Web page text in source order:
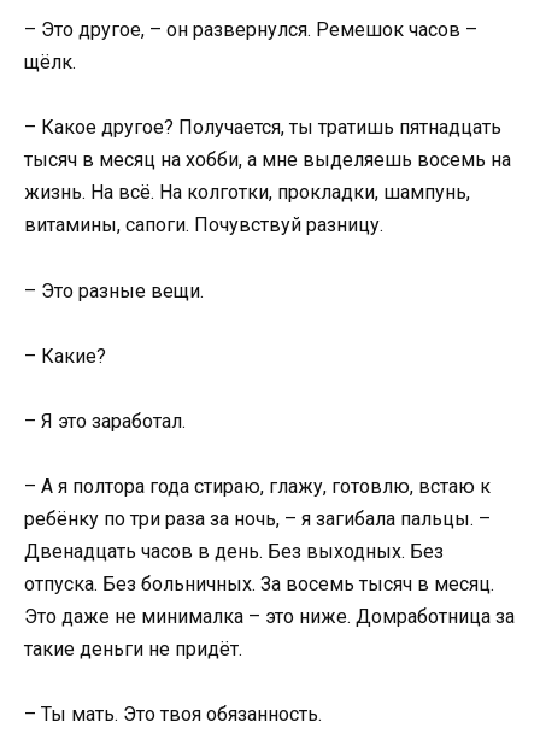
– Это другое, – он развернулся. Ремешок часов –
щёлк.
– Какое другое? Получается, ты тратишь пятнадцать
тысяч в месяц на хобби, а мне выделяешь восемь на
жизнь. На всё. На колготки, прокладки, шампунь,
витамины, сапоги. Почувствуй разницу.
– Это разные вещи.
– Какие?
– Я это заработал.
– А я полтора года стираю, глажу, готовлю, встаю к
ребёнку по три раза за ночь, – я загибала пальцы. –
Двенадцать часов в день. Без выходных. Без
отпуска. Без больничных. За восемь тысяч в месяц.
Это даже не минималка – это ниже. Домработница за
такие деньги не придёт.
– Ты мать. Это твоя обязанность.